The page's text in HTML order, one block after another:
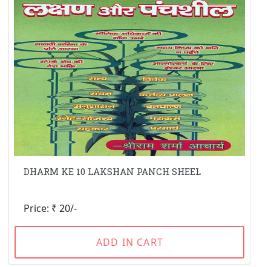
DHARM KE 10 LAKSHAN PANCH SHEEL
Price: ₹ 20/-
ADD IN CART